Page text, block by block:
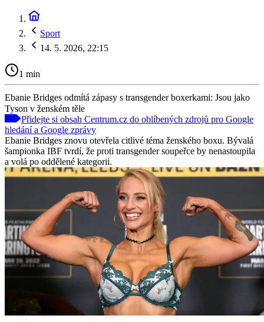
Sport
14. 5. 2026, 22:15
1 min
Ebanie Bridges odmítá zápasy s transgender boxerkami: Jsou jako
Tyson v ženském těle
Přidejte si obsah Centrum.cz do oblíbených zdrojů pro Google
hledání a Google zprávy
Ebanie Bridges znovu otevřela citlivé téma ženského boxu. Bývalá
šampionka IBF tvrdí, že proti transgender soupeřce by nenastoupila
a volá po oddělené kategorii.